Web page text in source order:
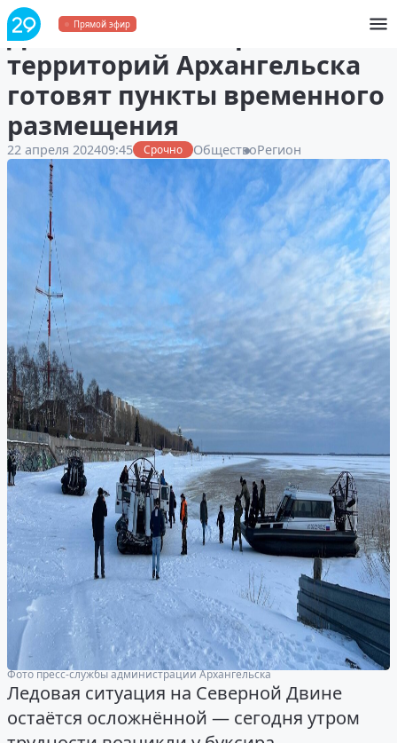
Прямой эфир
Для жителей островных
территорий Архангельска
готовят пункты временного
размещения
22 апреля 202409:45 Срочно ОбществоРегион
Фото пресс-службы администрации Архангельска
Ледовая ситуация на Северной Двине
остаётся осложнённой — сегодня утром